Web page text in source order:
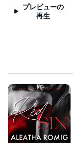
プレビューの
再生